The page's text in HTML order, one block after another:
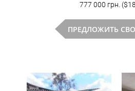
777 000 грн.
ПРЕДЛОЖИТЬ